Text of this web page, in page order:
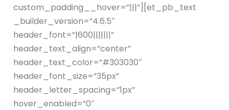
custom_padding__hover=”|||”][et_pb_text
_builder_version=”4.6.5″
header_font=”|600|||||||”
header_text_align=”center”
header_text_color=”#303030″
header_font_size=”35px”
header_letter_spacing=”1px”
hover_enabled=”0″